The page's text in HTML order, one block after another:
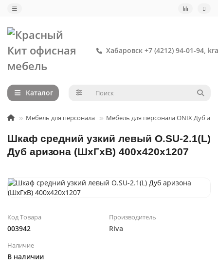
Хабаровск +7 (4212) 94-01-94,
Каталог
Мебель для персонала Мебель для персонала ONIX Дуб
Шкаф средний узкий левый O.SU-2.1(L)
Дуб аризона (ШхГхВ) 400х420х1207
Код Товара
003942
Производитель
Riva
Наличие
В наличии